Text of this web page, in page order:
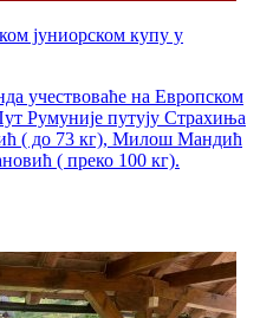
јуниорском купу у
учествоваће на Европском
Румуније путују Страхиња
( до 73 кг), Милош Мандић
( преко 100 кг).